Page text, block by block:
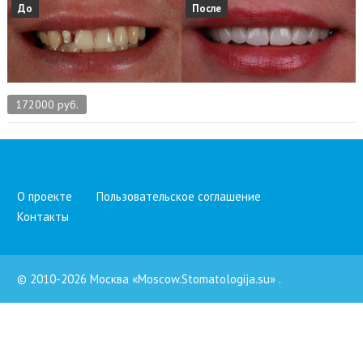
До После
172000 руб.
О проекте
Пользовательское соглашение
Контакты
© 2010-2026 Москва «Moscow.Stomatologija.su» .